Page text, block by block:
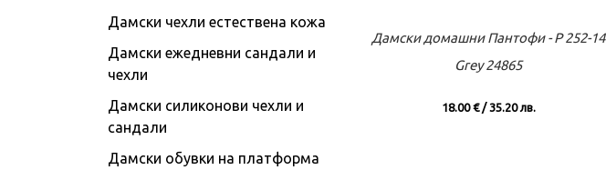
Виж повече
Дамски домашни Пантофи - P 252-14
Grey 24865
18.00 € / 35.20 лв.
Дамски чехли естествена кожа
Дамски ежедневни сандали и
чехли
Дамски силиконови чехли и
сандали
Дамски обувки на платформа